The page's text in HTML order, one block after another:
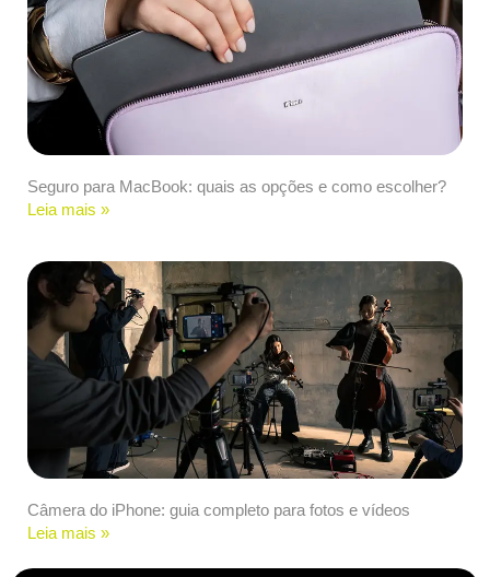
Seguro para MacBook: quais as opções e como escolher?
Leia mais »
Câmera do iPhone: guia completo para fotos e vídeos
Leia mais »